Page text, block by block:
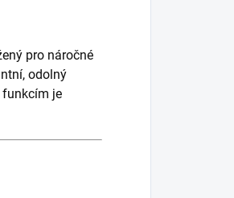
pro náročné
odolný
funkcím je